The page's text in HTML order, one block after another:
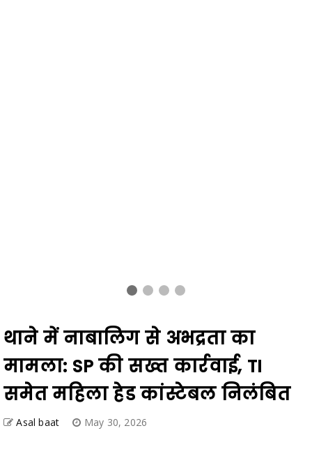
थाने में नाबालिग से अभद्रता का
मामला: SP की सख्त कार्रवाई, TI
समेत महिला हेड कांस्टेबल निलंबित
Asal baat May 30, 2026